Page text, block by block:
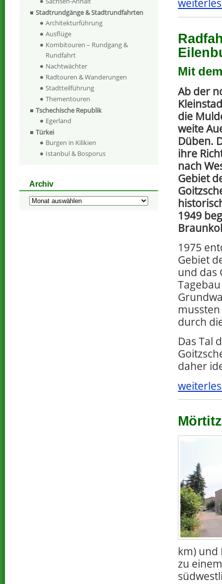
Mit
Ab der
die
weite
Düben.
ihre
nach
Gebiet
1949
1975
Gebiet
und das
durch
Das Tal
daher
km) und
zu
Stadtrundgänge & Stadtrundfahrten
Architekturführung
Ausflüge
Kombitouren – Rundgang &
Rundfahrt
Nachtwächter
Radtouren & Wanderungen
Stadtteilführung
Thementouren
Tschechische Republik
Egerland
Türkei
Burgen in Kilikien
Istanbul & Bosporus
Archiv
Archiv